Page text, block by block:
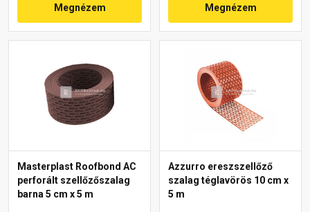
Megnézem Megnézem
Masterplast Roofbond AC
perforált szellőzőszalag
barna 5 cm x 5 m
Azzurro ereszszellőző
szalag téglavörös 10 cm x
5 m